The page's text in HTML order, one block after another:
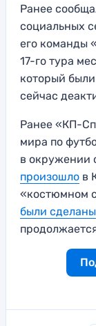
Ранее
социальных
его команды
17-го тура
который
сейчас
Ранее «КП-
мира по
в окружении
произошло в
«костюмном
были сделаны